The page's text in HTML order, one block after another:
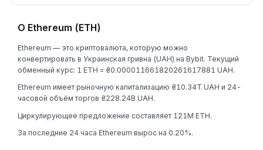
О Ethereum (ETH)
Ethereum — это криптовалюта, которую можно
конвертировать в Украинская гривна (UAH) на Bybit. Текущий
обменный курс: 1 ETH = ₴0.000011661820261617881 UAH.
Ethereum имеет рыночную капитализацию ₴10.34T UAH и 24-
часовой объём торгов ₴228.24B UAH.
Циркулирующее предложение составляет 121M ETH.
За последние 24 часа Ethereum вырос на 0.20%.